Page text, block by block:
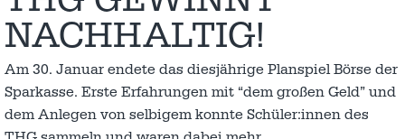
NACHHALTIG!
Am 30. Januar endete das diesjährige Planspiel Börse der
Sparkasse. Erste Erfahrungen mit “dem großen Geld” und
dem Anlegen von selbigem konnte Schüler:innen des